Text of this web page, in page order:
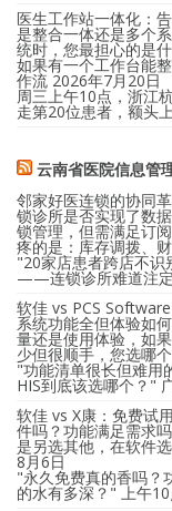
医生工作站一体化：
是整合一体还是多个
统时，您最担心的是
如果有一个工作台能
作流 2026年7月20日
周三上午10点，浙江
走第20位患者，额头
云南省医院信息管
邻家好医连锁的协同
锁诊所是否实现了数
锁管理，但需满足订
疼的是：库存调拨、
"20家店患者跨店不识
——连锁诊所难道注
软佳 vs PCS
系统功能全但体验如
量还是使用体验，如
少但很顺手，您选哪个
"功能清单很长但难
HIS到底该选哪个？"
软佳 vs X康：免费试
件吗？功能满足需求
是另选其他，在软件
8月6日
"永久免费真的香吗？
的水有多深？" 上午